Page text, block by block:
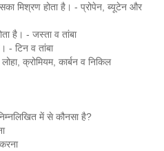
मिश्रण होता है। - प्रोपेन, ब्यूटेन और
है। - जस्ता व तांबा
- टिन व तांबा
क्रोमियम, कार्बन व निकिल
में से कौनसा है?